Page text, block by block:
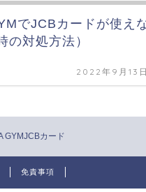
でJCBカードが使え
の対処方法）
2022年9月13
GYMJCBカード
免責事項